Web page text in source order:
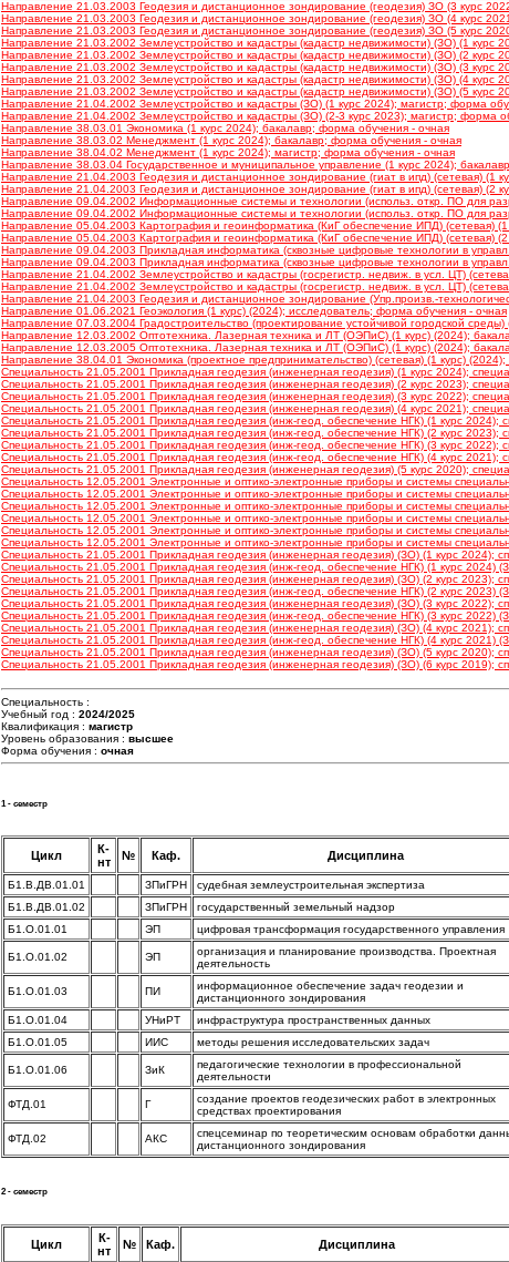
Направление 21.03.2003 Геодезия и дистанционное зондирование (геодезия) ЗО (3 курс
Направление 21.03.2003 Геодезия и дистанционное зондирование (геодезия) ЗО (4 курс
Направление 21.03.2003 Геодезия и дистанционное зондирование (геодезия) ЗО (5 курс
Направление 21.03.2002 Землеустройство и кадастры (кадастр недвижимости) (ЗО) (1 курс
Направление 21.03.2002 Землеустройство и кадастры (кадастр недвижимости) (ЗО) (2 курс
Направление 21.03.2002 Землеустройство и кадастры (кадастр недвижимости) (ЗО) (3 курс
Направление 21.03.2002 Землеустройство и кадастры (кадастр недвижимости) (ЗО) (4 курс
Направление 21.03.2002 Землеустройство и кадастры (кадастр недвижимости) (ЗО) (5 курс
Направление 21.04.2002 Землеустройство и кадастры (ЗО) (1 курс 2024); магистр; форма
Направление 21.04.2002 Землеустройство и кадастры (ЗО) (2-3 курс 2023); магистр; форма
Направление 38.03.01 Экономика (1 курс 2024); бакалавр; форма обучения - очная
Направление 38.03.02 Менеджмент (1 курс 2024); бакалавр; форма обучения - очная
Направление 38.04.02 Менеджмент (1 курс 2024); магистр; форма обучения - очная
Направление 38.03.04 Государственное и муниципальное управление (1 курс 2024);
Направление 21.04.2003 Геодезия и дистанционное зондирование (гиат в ипд) (сетевая) (1
Направление 21.04.2003 Геодезия и дистанционное зондирование (гиат в ипд) (сетевая) (2
Направление 09.04.2002 Информационные системы и технологии (использ. откр. ПО для
Направление 09.04.2002 Информационные системы и технологии (использ. откр. ПО для
Направление 05.04.2003 Картография и геоинформатика (КиГ обеспечение ИПД) (сетевая)
Направление 05.04.2003 Картография и геоинформатика (КиГ обеспечение ИПД) (сетевая)
Направление 09.04.2003 Прикладная информатика (сквозные цифровые технологии в
Направление 09.04.2003 Прикладная информатика (сквозные цифровые технологии в
Направление 21.04.2002 Землеустройство и кадастры (госрегистр. недвиж. в усл. ЦТ)
Направление 21.04.2002 Землеустройство и кадастры (госрегистр. недвиж. в усл. ЦТ)
Направление 21.04.2003 Геодезия и дистанционное зондирование (Упр.произв.-
Направление 01.06.2021 Геоэкология (1 курс) (2024); исследователь; форма обучения - очная
Направление 07.03.2004 Градостроительство (проектирование устойчивой городской
Направление 12.03.2002 Оптотехника. Лазерная техника и ЛТ (ОЭПиС) (1 курc) (2024);
Направление 12.03.2005 Оптотехника. Лазерная техника и ЛТ (ОЭПиС) (1 курc) (2024);
Направление 38.04.01 Экономика (проектное предпринимательство) (сетевая) (1 курс)
Специальность 21.05.2001 Прикладная геодезия (инженерная геодезия) (1 курс 2024);
Специальность 21.05.2001 Прикладная геодезия (инженерная геодезия) (2 курс 2023);
Специальность 21.05.2001 Прикладная геодезия (инженерная геодезия) (3 курс 2022);
Специальность 21.05.2001 Прикладная геодезия (инженерная геодезия) (4 курс 2021);
Специальность 21.05.2001 Прикладная геодезия (инж-геод. обеспечение НГК) (1 курс 2024);
Специальность 21.05.2001 Прикладная геодезия (инж-геод. обеспечение НГК) (2 курс 2023);
Специальность 21.05.2001 Прикладная геодезия (инж-геод. обеспечение НГК) (3 курс 2022);
Специальность 21.05.2001 Прикладная геодезия (инж-геод. обеспечение НГК) (4 курс 2021);
Специальность 21.05.2001 Прикладная геодезия (инженерная геодезия) (5 курс 2020);
Специальность 12.05.2001 Электронные и оптико-электронные приборы и системы
Специальность 12.05.2001 Электронные и оптико-электронные приборы и системы
Специальность 12.05.2001 Электронные и оптико-электронные приборы и системы
Специальность 12.05.2001 Электронные и оптико-электронные приборы и системы
Специальность 12.05.2001 Электронные и оптико-электронные приборы и системы
Специальность 12.05.2001 Электронные и оптико-электронные приборы и системы
Специальность 21.05.2001 Прикладная геодезия (инженерная геодезия) (ЗО) (1 курс 2024);
Специальность 21.05.2001 Прикладная геодезия (инж-геод. обеспечение НГК) (1 курс 2024)
Специальность 21.05.2001 Прикладная геодезия (инженерная геодезия) (ЗО) (2 курс 2023);
Специальность 21.05.2001 Прикладная геодезия (инж-геод. обеспечение НГК) (2 курс 2023)
Специальность 21.05.2001 Прикладная геодезия (инженерная геодезия) (ЗО) (3 курс 2022);
Специальность 21.05.2001 Прикладная геодезия (инж-геод. обеспечение НГК) (3 курс 2022)
Специальность 21.05.2001 Прикладная геодезия (инженерная геодезия) (ЗО) (4 курс 2021);
Специальность 21.05.2001 Прикладная геодезия (инж-геод. обеспечение НГК) (4 курс 2021)
Специальность 21.05.2001 Прикладная геодезия (инженерная геодезия) (ЗО) (5 курс 2020);
Специальность 21.05.2001 Прикладная геодезия (инженерная геодезия) (ЗО) (6 курс 2019);
Специальность :
Учебный год : 2024/2025
Квалификация : магистр
Уровень образования : высшее
Форма обучения : очная
1 - семестр
Цикл
К-
нт
№ Каф. Дисциплина
Б1.В.ДВ.01.01 ЗПиГРН судебная землеустроительная экспертиза
Б1.В.ДВ.01.02
ЗПиГРН государственный земельный надзор
Б1.О.01.01
ЭП цифровая трансформация государственного управления
Б1.О.01.02 ЭП
организация и планирование производства. Проектная
деятельность
Б1.О.01.03 ПИ
информационное обеспечение задач геодезии и
дистанционного зондирования
Б1.О.01.04 УНиРТ инфраструктура пространственных данных
Б1.О.01.05
ИИС методы решения исследовательских задач
Б1.О.01.06 ЗиК
педагогические технологии в профессиональной
деятельности
ФТД.01 Г
создание проектов геодезических работ в электронных
средствах проектирования
ФТД.02 АКС
спецсеминар по теоретическим основам обработки
дистанционного зондирования
2 - семестр
Цикл
К-
нт
№ Каф. Дисциплина